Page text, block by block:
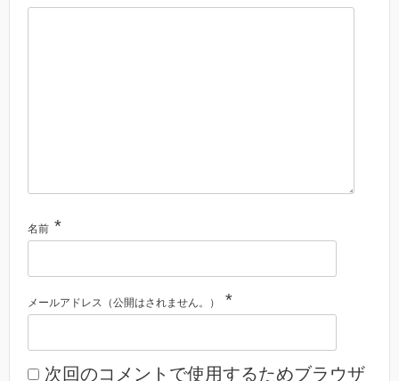
名前 *
メールアドレス（公開はされません。） *
次回のコメントで使用するためブラウザ